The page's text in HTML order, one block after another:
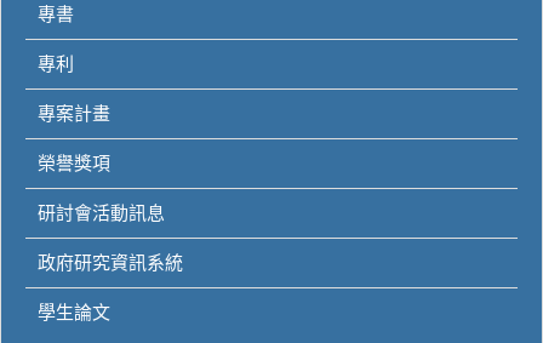
專書
專利
專案計畫
榮譽獎項
研討會活動訊息
政府研究資訊系統
學生論文